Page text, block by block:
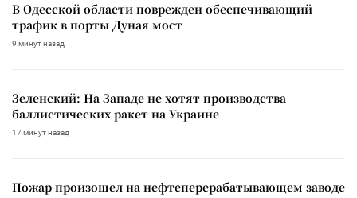
В Одесской области поврежден обеспечивающий
трафик в порты Дуная мост
9 минут назад
Зеленский: На Западе не хотят производства
баллистических ракет на Украине
17 минут назад
Пожар произошел на нефтеперерабатывающем заводе